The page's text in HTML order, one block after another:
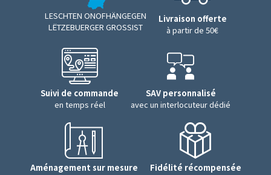
LESCHTEN ONOFHÄNGEGEN
LËTZEBUERGER GROSSIST
Livraison offerte
à partir de 50€
Suivi de commande
en temps réel
SAV personnalisé
avec un interlocuteur dédié
Aménagement sur mesure
Fidélité récompensée